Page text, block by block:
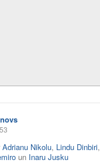
Adrianu Nikolu, Lindu Dinbiri,
un Inaru Jusku